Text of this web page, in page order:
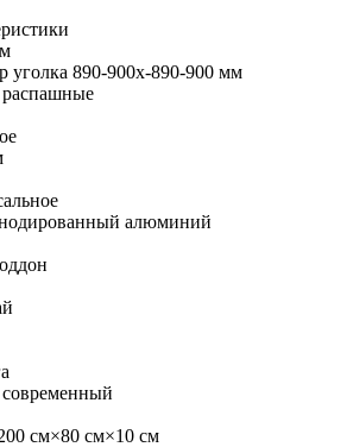
уголка 890-900х-890-900 мм
распашные
алюминий
см×80 см×10 см